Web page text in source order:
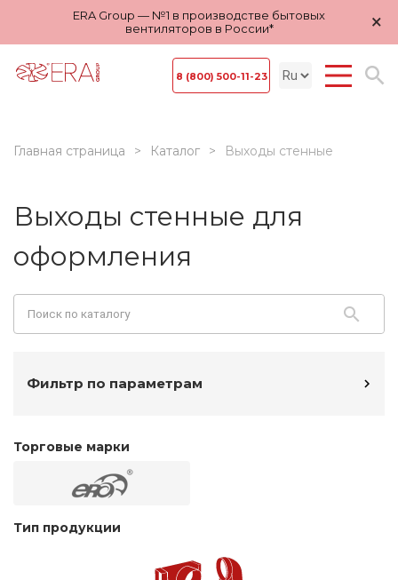
ERA Group — №1 в производстве бытовых
вентиляторов в России*
×
8 (800) 500-11-23
Главная страница Каталог Выходы стенные
Выходы стенные для
оформления
Фильтр по параметрам
Торговые марки
Тип продукции